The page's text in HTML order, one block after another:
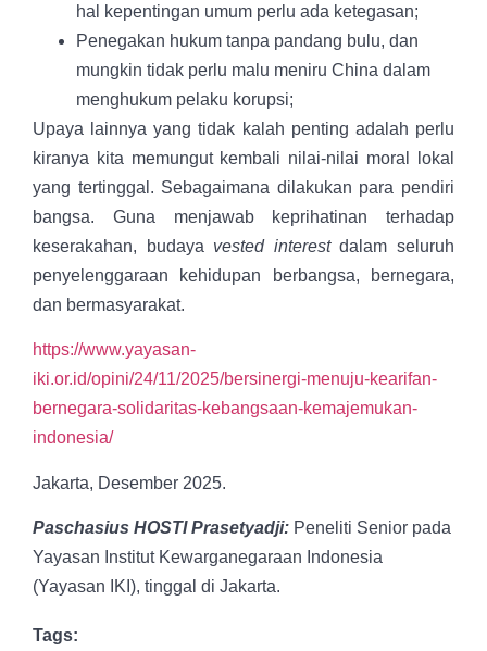
hal kepentingan umum perlu ada ketegasan;
Penegakan hukum tanpa pandang bulu, dan
mungkin tidak perlu malu meniru China dalam
menghukum pelaku korupsi;
Upaya lainnya yang tidak kalah penting adalah perlu
kiranya kita memungut kembali nilai-nilai moral lokal
yang tertinggal. Sebagaimana dilakukan para pendiri
bangsa. Guna menjawab keprihatinan terhadap
keserakahan, budaya vested interestdalam seluruh
penyelenggaraan kehidupan berbangsa, bernegara,
dan bermasyarakat.
https://www.yayasan-
iki.or.id/opini/24/11/2025/bersinergi-menuju-kearifan-
bernegara-solidaritas-kebangsaan-kemajemukan-
indonesia/
Jakarta, Desember 2025.
Paschasius HOSTI Prasetyadji: Peneliti Senior pada
Yayasan Institut Kewarganegaraan Indonesia
(Yayasan IKI), tinggal di Jakarta.
Tags: